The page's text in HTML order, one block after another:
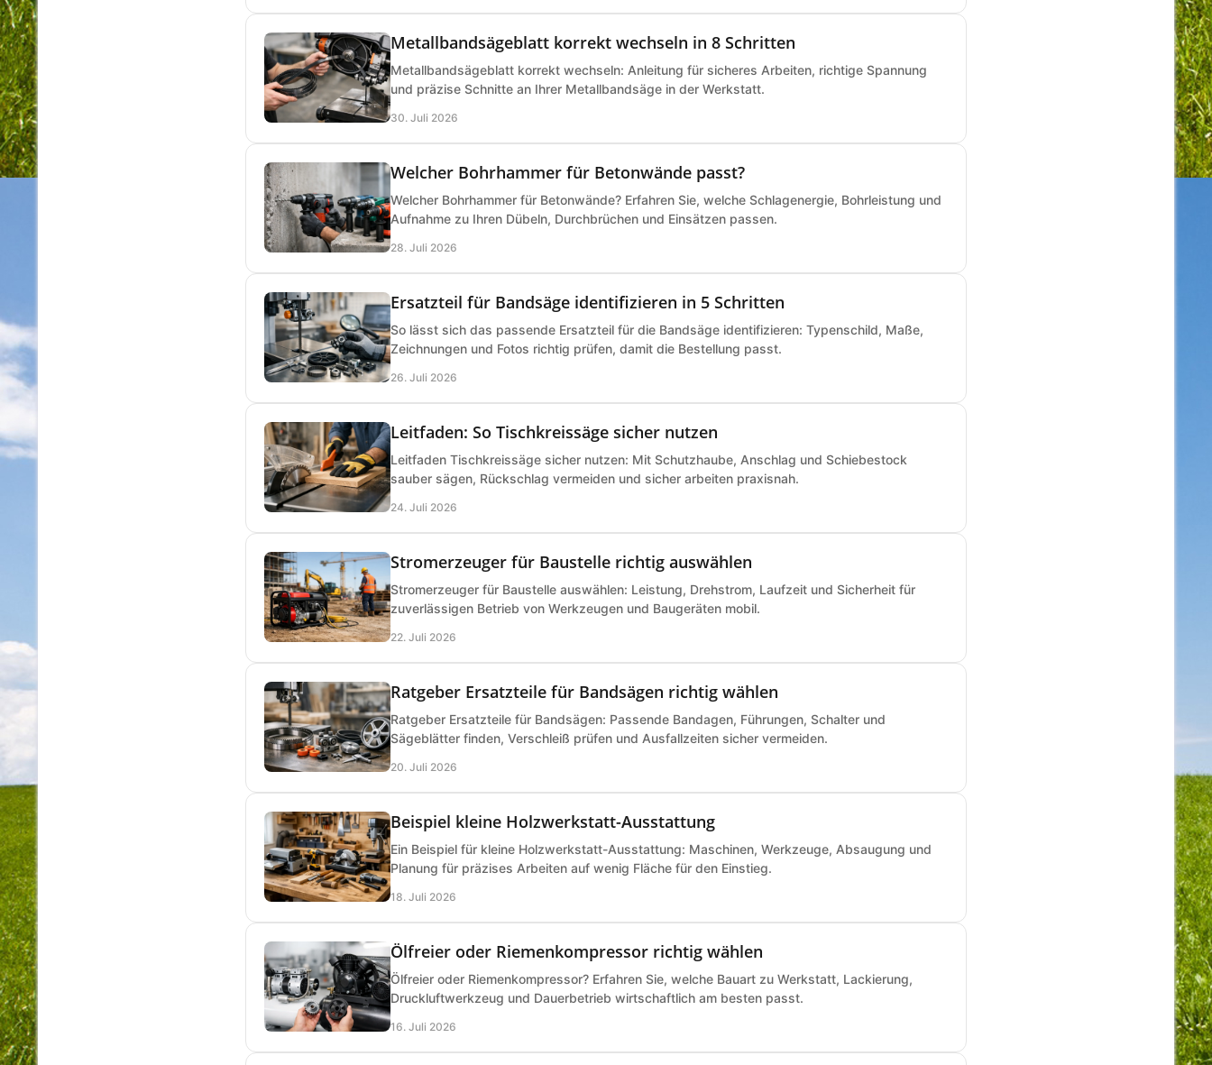
Metallbandsägeblatt korrekt wechseln in 8 Schritten
Metallbandsägeblatt korrekt wechseln: Anleitung für sicheres Arbeiten, richtige Spannung
und präzise Schnitte an Ihrer Metallbandsäge in der Werkstatt.
30. Juli 2026
Welcher Bohrhammer für Betonwände passt?
Welcher Bohrhammer für Betonwände? Erfahren Sie, welche Schlagenergie, Bohrleistung und
Aufnahme zu Ihren Dübeln, Durchbrüchen und Einsätzen passen.
28. Juli 2026
Ersatzteil für Bandsäge identifizieren in 5 Schritten
So lässt sich das passende Ersatzteil für die Bandsäge identifizieren: Typenschild, Maße,
Zeichnungen und Fotos richtig prüfen, damit die Bestellung passt.
26. Juli 2026
Leitfaden: So Tischkreissäge sicher nutzen
Leitfaden Tischkreissäge sicher nutzen: Mit Schutzhaube, Anschlag und Schiebestock
sauber sägen, Rückschlag vermeiden und sicher arbeiten praxisnah.
24. Juli 2026
Stromerzeuger für Baustelle richtig auswählen
Stromerzeuger für Baustelle auswählen: Leistung, Drehstrom, Laufzeit und Sicherheit für
zuverlässigen Betrieb von Werkzeugen und Baugeräten mobil.
22. Juli 2026
Ratgeber Ersatzteile für Bandsägen richtig wählen
Ratgeber Ersatzteile für Bandsägen: Passende Bandagen, Führungen, Schalter und
Sägeblätter finden, Verschleiß prüfen und Ausfallzeiten sicher vermeiden.
20. Juli 2026
Beispiel kleine Holzwerkstatt-Ausstattung
Ein Beispiel für kleine Holzwerkstatt-Ausstattung: Maschinen, Werkzeuge, Absaugung und
Planung für präzises Arbeiten auf wenig Fläche für den Einstieg.
18. Juli 2026
Ölfreier oder Riemenkompressor richtig wählen
Ölfreier oder Riemenkompressor? Erfahren Sie, welche Bauart zu Werkstatt, Lackierung,
Druckluftwerkzeug und Dauerbetrieb wirtschaftlich am besten passt.
16. Juli 2026